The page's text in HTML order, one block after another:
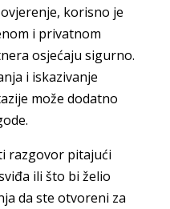
korisno je
i privatnom
osjećaju sigurno.
i iskazivanje
može dodatno
razgovor pitajući
ili što bi želio
da ste otvoreni za